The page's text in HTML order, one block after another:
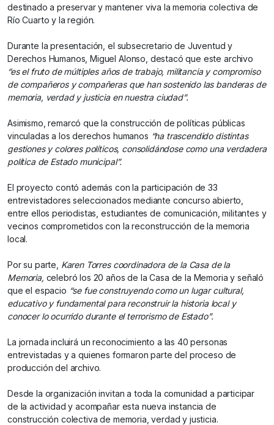
destinado a preservar y mantener viva la memoria colectiva de
Río Cuarto y la región.
Durante la presentación, el subsecretario de Juventud y
Derechos Humanos, Miguel Alonso, destacó que este archivo
“es el fruto de múltiples años de trabajo, militancia y compromiso
de compañeros y compañeras que han sostenido las banderas de
memoria, verdad y justicia en nuestra ciudad”.
Asimismo, remarcó que la construcción de políticas públicas
vinculadas a los derechos humanos “ha trascendido distintas
gestiones y colores políticos, consolidándose como una verdadera
política de Estado municipal”.
El proyecto contó además con la participación de 33
entrevistadores seleccionados mediante concurso abierto,
entre ellos periodistas, estudiantes de comunicación, militantes y
vecinos comprometidos con la reconstrucción de la memoria
local.
Por su parte, Karen Torres coordinadora de la Casa de la
Memoria, celebró los 20 años de la Casa de la Memoria y señaló
que el espacio “se fue construyendo como un lugar cultural,
educativo y fundamental para reconstruir la historia local y
conocer lo ocurrido durante el terrorismo de Estado”.
La jornada incluirá un reconocimiento a las 40 personas
entrevistadas y a quienes formaron parte del proceso de
producción del archivo.
Desde la organización invitan a toda la comunidad a participar
de la actividad y acompañar esta nueva instancia de
construcción colectiva de memoria, verdad y justicia.